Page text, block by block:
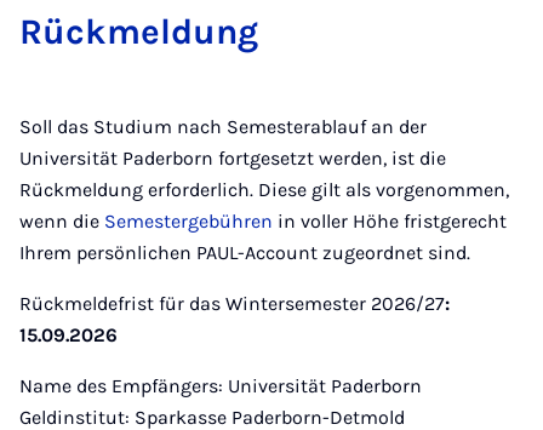
Rü­ck­mel­dung
Soll das Studium nach Semesterablauf an der
Universität Paderborn fortgesetzt werden, ist die
Rückmeldung erforderlich. Diese gilt als vorgenommen,
wenn die Semestergebühren in voller Höhe fristgerecht
Ihrem persönlichen PAUL-Account zugeordnet sind.
Rückmeldefrist für das Wintersemester 2026/27:
15.09.2026
Name des Empfängers: Universität Paderborn
Geldinstitut: Sparkasse Paderborn-Detmold